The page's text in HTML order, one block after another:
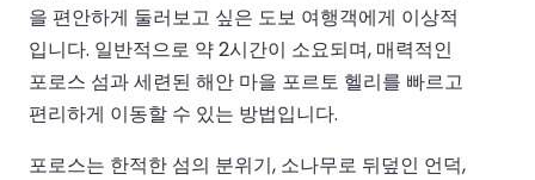
을 편안하게 둘러보고 싶은 도보 여행객에게 이상적
입니다. 일반적으로 약 2시간이 소요되며, 매력적인
포로스 섬과 세련된 해안 마을 포르토 헬리를 빠르고
편리하게 이동할 수 있는 방법입니다.
포로스는 한적한 섬의 분위기, 소나무로 뒤덮인 언덕,